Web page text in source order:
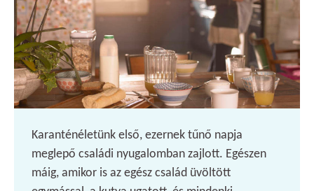
Karanténéletünk első, ezernek tűnő napja
meglepő családi nyugalomban zajlott. Egészen
máig, amikor is az egész család üvöltött